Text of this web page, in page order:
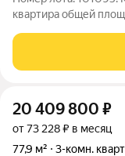
квартира общей
потолков 2,7 м.
изолированные.
20 409 800 ₽
от 73 228 ₽ в месяц
77,9 м²
3-комн.